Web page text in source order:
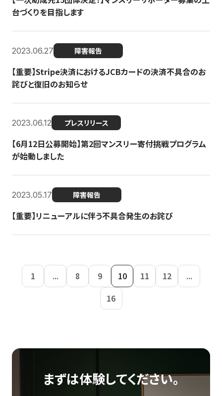
台づくりを目指します
2023.06.27 障害報告
【重要】Stripe決済におけるJCBカードの決済不具合のお
詫びと復旧のお知らせ
2023.06.12 プレスリリース
【6月12日公募開始】第2回マンスリー寄付挑戦プログラム
が始動しました
2023.05.17 障害報告
【重要】リニューアルに伴う不具合発生のお詫び
1 ... 8 9 10 11 12
...
16
まずは体験してください。